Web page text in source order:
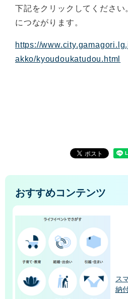
下記をクリックしてくださ
につながります。
https://
akko/kyoudoukatudou.html
おすすめコンテンツ
ス
納